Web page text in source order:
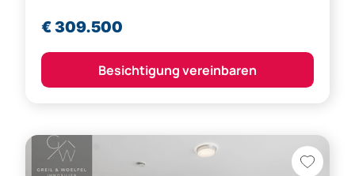
€ 309.500
Besichtigung vereinbaren